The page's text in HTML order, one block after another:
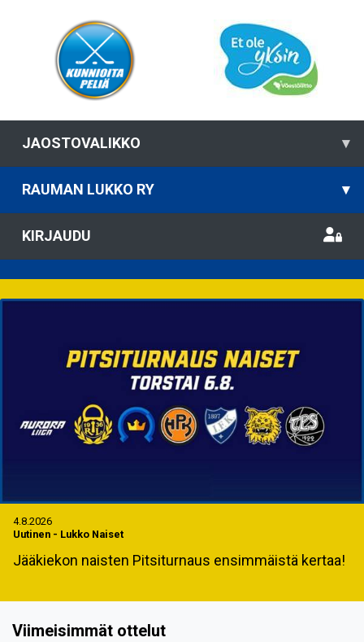
JAOSTOVALIKKO ▾
RAUMAN LUKKO RY ▾
KIRJAUDU
4.8.2026
Uutinen - Lukko Naiset
Jääkiekon naisten Pitsiturnaus ensimmäistä kertaa!
Viimeisimmät ottelut